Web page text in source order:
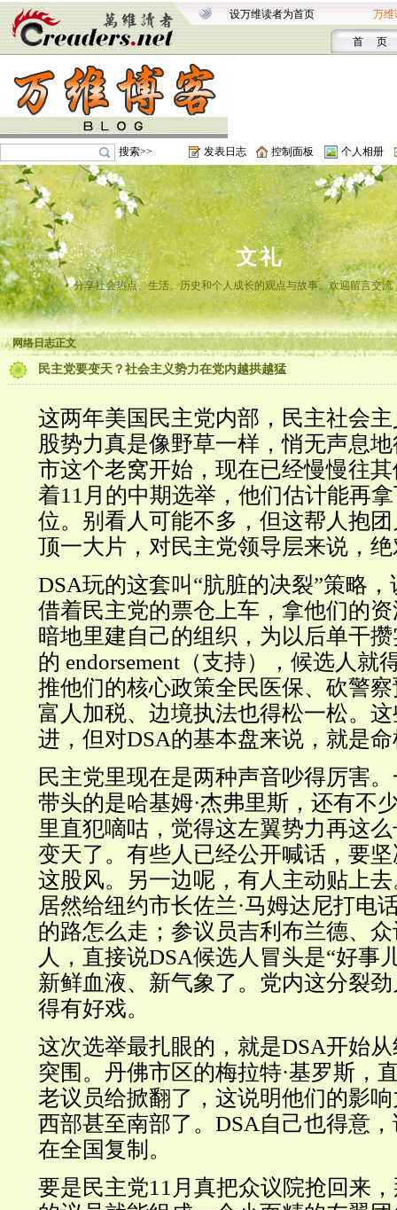
设万维读者为首页 万维
首 页
搜索>> 发表日志 控制面板 个人相册
文礼
分享社会热点、生活、历史和个人成长的观点与故事。欢迎留言交流
网络日志正文
民主党要变天？社会主义势力在党内越拱越猛
这两年美国民主党内部，民主社会
股势力真是像野草一样，悄无声息
市这个老窝开始，现在已经慢慢往
着11月的中期选举，他们估计能再
位。别看人可能不多，但这帮人抱
顶一大片，对民主党领导层来说，
DSA玩的这套叫“肮脏的决裂”策略
借着民主党的票仓上车，拿他们的
暗地里建自己的组织，为以后单干
的 endorsement（支持），候选人就
推他们的核心政策全民医保、砍警
富人加税、边境执法也得松一松。
进，但对DSA的基本盘来说，就是
民主党里现在是两种声音吵得厉害
带头的是哈基姆·杰弗里斯，还有不
里直犯嘀咕，觉得这左翼势力再这
变天了。有些人已经公开喊话，要
这股风。另一边呢，有人主动贴上
居然给纽约市长佐兰·马姆达尼打电
的路怎么走；参议员吉利布兰德、
人，直接说DSA候选人冒头是“好事
新鲜血液、新气象了。党内这分裂
得有好戏。
这次选举最扎眼的，就是DSA开始
突围。丹佛市区的梅拉特·基罗斯，
老议员给掀翻了，这说明他们的影
西部甚至南部了。DSA自己也得意
在全国复制。
要是民主党11月真把众议院抢回来